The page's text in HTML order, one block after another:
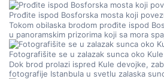
Prođite ispod Bosforska mosta koji
Tokom obilaska brodom prođite ispod
u panoramskim prizorima koji sa mora
Fotografišite se u zalazak sunca oko
Dok brod prolazi ispred Kule devojke,
fotografije Istanbula u svetlu zalaska